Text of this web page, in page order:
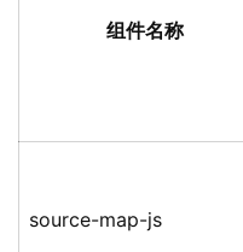
组件名称
source-map-js